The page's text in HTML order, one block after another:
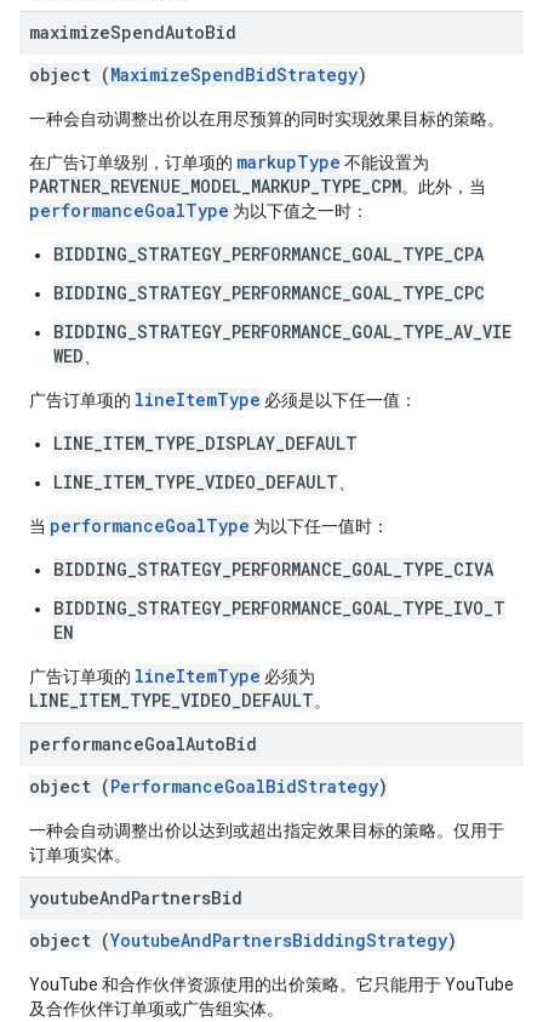
maximizeSpendAutoBid
object (MaximizeSpendBidStrategy)
一种会自动调整出价以在用尽预算的同时实现效果目标的策略。
在广告订单级别，订单项的 markupType 不能设置为
PARTNER_REVENUE_MODEL_MARKUP_TYPE_CPM。此外，当
performanceGoalType 为以下值之一时：
BIDDING_STRATEGY_PERFORMANCE_GOAL_TYPE_CPA
BIDDING_STRATEGY_PERFORMANCE_GOAL_TYPE_CPC
BIDDING_STRATEGY_PERFORMANCE_GOAL_TYPE_AV_VIE
WED
广告订单项的 lineItemType 必须是以下任一值：
LINE_ITEM_TYPE_DISPLAY_DEFAULT
LINE_ITEM_TYPE_VIDEO_DEFAULT
当 performanceGoalType 为以下任一值时：
BIDDING_STRATEGY_PERFORMANCE_GOAL_TYPE_CIVA
BIDDING_STRATEGY_PERFORMANCE_GOAL_TYPE_IVO_T
EN
广告订单项的 lineItemType 必须为
LINE_ITEM_TYPE_VIDEO_DEFAULT。
performanceGoalAutoBid
object (PerformanceGoalBidStrategy)
一种会自动调整出价以达到或超出指定效果目标的策略。仅用于
订单项实体。
youtubeAndPartnersBid
object (YoutubeAndPartnersBiddingStrategy)
YouTube 和合作伙伴资源使用的出价策略。它只能用于 YouTube
及合作伙伴订单项或广告组实体。